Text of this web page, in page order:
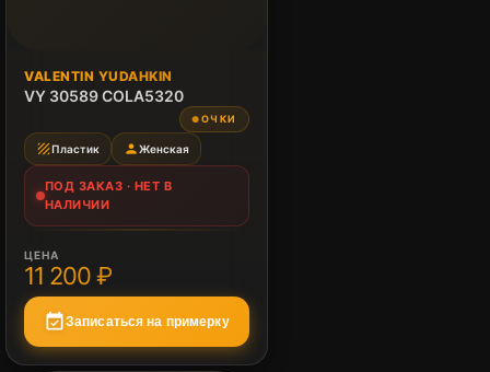
ПОД ЗАКАЗ
Нет в наличии
VALENTIN YUDAHKIN
VY 30589 COLA5320
● ОЧКИ
textureПластик personЖенская
ПОД ЗАКАЗ · НЕТ В
НАЛИЧИИ
ЦЕНА
11 200 ₽
event_availableЗаписаться на примерку